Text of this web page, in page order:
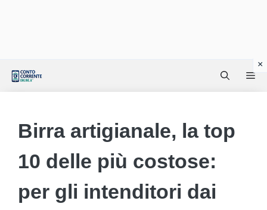
Birra artigianale, la top
10 delle più costose:
per gli intenditori dai